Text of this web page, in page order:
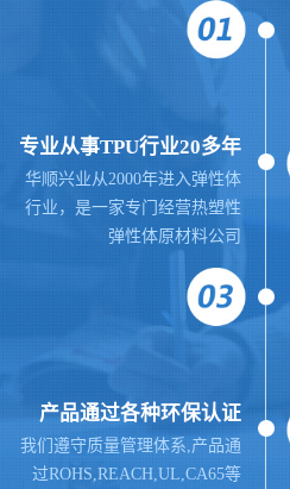
专业从事TPU行业20多年
华顺兴业从2000年进入弹性体
行业，是一家专门经营热塑性
弹性体原材料公司
产品通过各种环保认证
我们遵守质量管理体系,产品通
过ROHS,REACH,UL,CA65等